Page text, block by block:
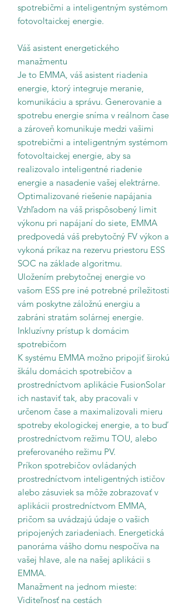
spotrebičmi a inteligentným systémom
fotovoltaickej energie.
Váš asistent energetického
manažmentu
Je to EMMA, váš asistent riadenia
energie, ktorý integruje meranie,
komunikáciu a správu. Generovanie a
spotrebu energie sníma v reálnom čase
a zároveň komunikuje medzi vašimi
spotrebičmi a inteligentným systémom
fotovoltaickej energie, aby sa
realizovalo inteligentné riadenie
energie a nasadenie vašej elektrárne.
Optimalizované riešenie napájania
Vzhľadom na váš prispôsobený limit
výkonu pri napájaní do siete, EMMA
predpovedá váš prebytočný FV výkon a
vykoná príkaz na rezervu priestoru ESS
SOC na základe algoritmu.
Uložením prebytočnej energie vo
vašom ESS pre iné potrebné príležitosti
vám poskytne záložnú energiu a
zabráni stratám solárnej energie.
Inkluzívny prístup k domácim
spotrebičom
K systému EMMA možno pripojiť širokú
škálu domácich spotrebičov a
prostredníctvom aplikácie FusionSolar
ich nastaviť tak, aby pracovali v
určenom čase a maximalizovali mieru
spotreby ekologickej energie, a to buď
prostredníctvom režimu TOU, alebo
preferovaného režimu PV.
Príkon spotrebičov ovládaných
prostredníctvom inteligentných ističov
alebo zásuviek sa môže zobrazovať v
aplikácii prostredníctvom EMMA,
pričom sa uvádzajú údaje o vašich
pripojených zariadeniach. Energetická
panoráma vášho domu nespočíva na
vašej hlave, ale na našej aplikácii s
EMMA.
Manažment na jednom mieste:
Viditeľnosť na cestách